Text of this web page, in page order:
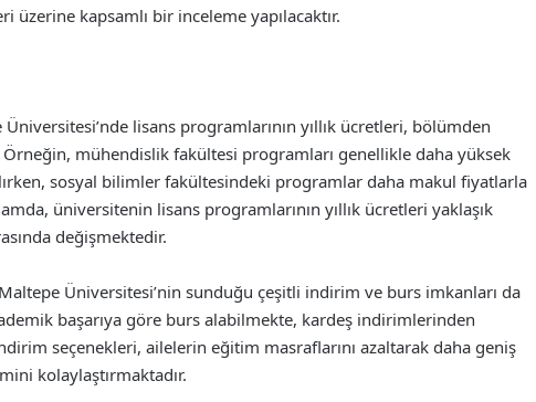
üzerine kapsamlı bir inceleme yapılacaktır.
lisans programlarının yıllık ücretleri, bölümden
mühendislik fakültesi programları genellikle daha yüksek
sosyal bilimler fakültesindeki programlar daha makul fiyatlarla
üniversitenin lisans programlarının yıllık ücretleri yaklaşık
değişmektedir.
Üniversitesi’nin sunduğu çeşitli indirim ve burs imkanları da
başarıya göre burs alabilmekte, kardeş indirimlerinden
seçenekleri, ailelerin eğitim masraflarını azaltarak daha geniş
kolaylaştırmaktadır.